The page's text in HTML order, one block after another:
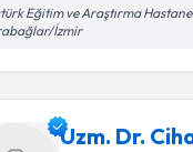
Eğitim ve Araştırma
İzmir
Uzm. Dr.